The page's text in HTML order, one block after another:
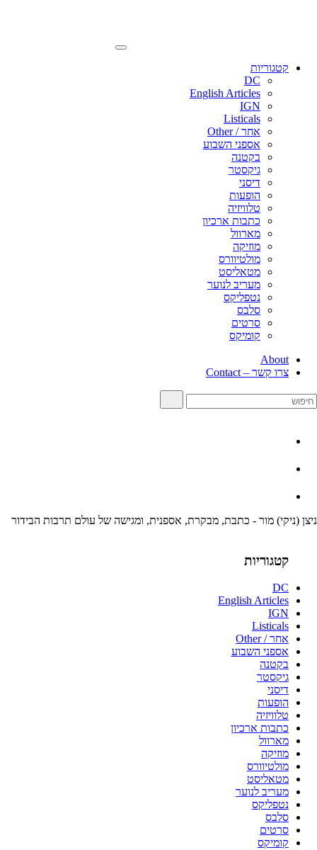
קטגוריות
DC
English Articles
IGN
Listicals
אחר / Other
אספני השבוע
בקטנה
גיקסטר
דיסני
הופעות
טלוויזיה
כתבות ארכיון
מארוול
מוזיקה
מולטיוורס
מטאליסט
מעריב לנוער
נטפליקס
סלבס
סרטים
קומיקס
About
צרו קשר – Contact
ניצן (ניקי) מור - כתבת, מבקרת, אספנית, ומגישה של עולם תרבות הבידור
קטגוריות
DC
English Articles
IGN
Listicals
אחר / Other
אספני השבוע
בקטנה
גיקסטר
דיסני
הופעות
טלוויזיה
כתבות ארכיון
מארוול
מוזיקה
מולטיוורס
מטאליסט
מעריב לנוער
נטפליקס
סלבס
סרטים
קומיקס